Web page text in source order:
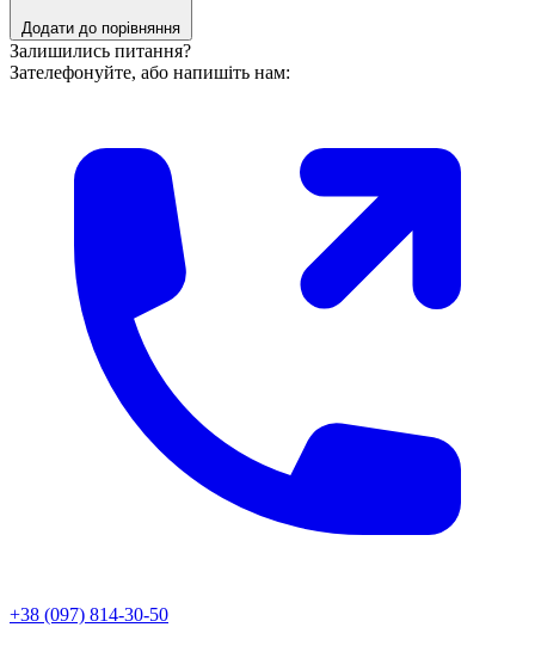
Додати до порівняння
Залишились питання?
Зателефонуйте, або напишіть нам:
+38 (097) 814-30-50